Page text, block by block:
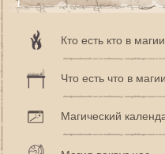
Кто есть кто в магии
Что есть что в магии
Магический